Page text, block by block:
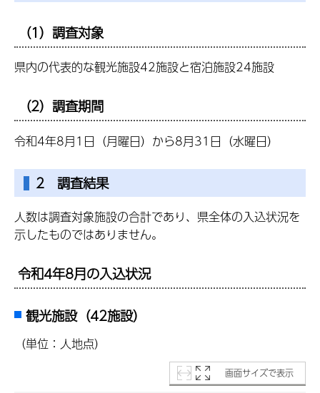
（1）調査対象
県内の代表的な観光施設42施設と宿泊施設24施設
（2）調査期間
令和4年8月1日（月曜日）から8月31日（水曜日）
2 調査結果
人数は調査対象施設の合計であり、県全体の入込状況を
示したものではありません。
令和4年8月の入込状況
観光施設（42施設）
（単位：人地点）
画面サイズで表示